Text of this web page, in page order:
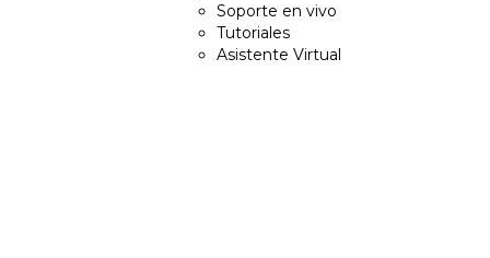
Soporte en vivo
Tutoriales
Asistente Virtual